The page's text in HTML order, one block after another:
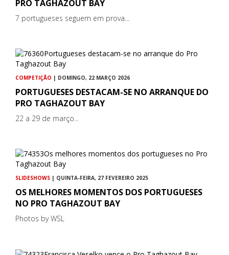
PRO TAGHAZOUT BAY
7 portugueses seguem em prova...
COMPETIÇÃO | DOMINGO, 22 MARÇO 2026
PORTUGUESES DESTACAM-SE NO ARRANQUE DO
PRO TAGHAZOUT BAY
22 a 29 de março...
SLIDESHOWS | QUINTA-FEIRA, 27 FEVEREIRO 2025
OS MELHORES MOMENTOS DOS PORTUGUESES
NO PRO TAGHAZOUT BAY
Photos by WSL